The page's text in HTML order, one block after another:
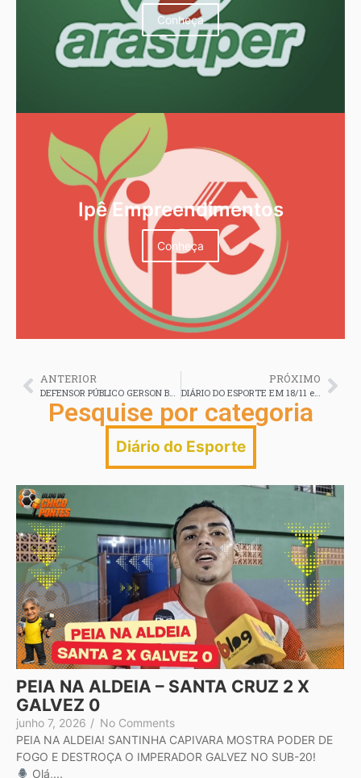
Conheça
Ipê Empreendimentos
Conheça
ANTERIOR
DEFENSOR PÚBLICO GERSON BOAVENTURA ACLAMADO PRESIDENTE DO RBFC E O ADVOGADO WELLIGTON BARBOSA ELEITO PRESIDENTE DO CONSELHO DELIBERATIVO
PRÓXIMO
DIÁRIO DO ESPORTE EM 18/11 em 2025
Pesquise por categoria
Diário do Esporte
PEIA NA ALDEIA – SANTA CRUZ 2 X
GALVEZ 0
junho 7, 2026 / No Comments
PEIA NA ALDEIA! SANTINHA CAPIVARA MOSTRA PODER DE
FOGO E DESTROÇA O IMPERADOR GALVEZ NO SUB-20!
Olá,...